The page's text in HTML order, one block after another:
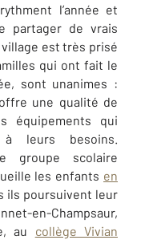
l’année et
partager de vrais
village est très prisé
qui ont fait le
sont unanimes :
une qualité de
équipements qui
leurs besoins.
groupe scolaire
les enfants en
ils poursuivent leur
en-Champsaur,
au collège Vivian